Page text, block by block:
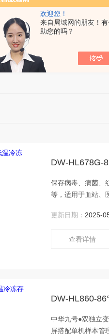
欢迎您！
来自局域网的朋友！
助您的吗？
DW-HL678G-
保存病毒、病菌、
等，适用于血站、
更新日期： 2025-
查看详情
DW-HL860-
中华九号●双独立
屏搭配单机样本管